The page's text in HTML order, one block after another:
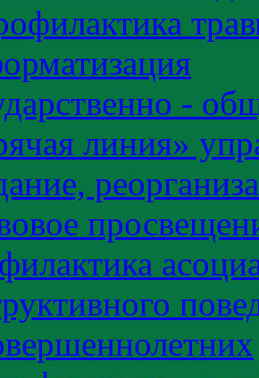
-
линия»